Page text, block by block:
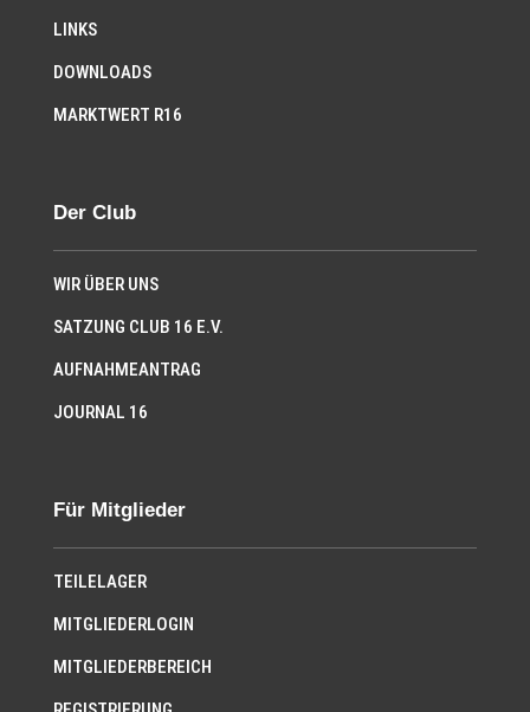
LINKS
DOWNLOADS
MARKTWERT R16
Der Club
WIR ÜBER UNS
SATZUNG CLUB 16 E.V.
AUFNAHMEANTRAG
JOURNAL 16
Für Mitglieder
TEILELAGER
MITGLIEDERLOGIN
MITGLIEDERBEREICH